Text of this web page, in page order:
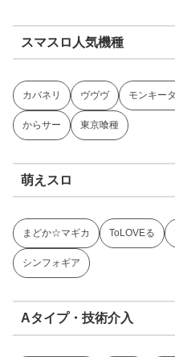
スマスロ人気機種
カバネリ ヴヴヴ モンキー
からサー 東京喰種
萌えスロ
まどか☆マギカ ToLOVEる
シンフォギア
Aタイプ・技術介入